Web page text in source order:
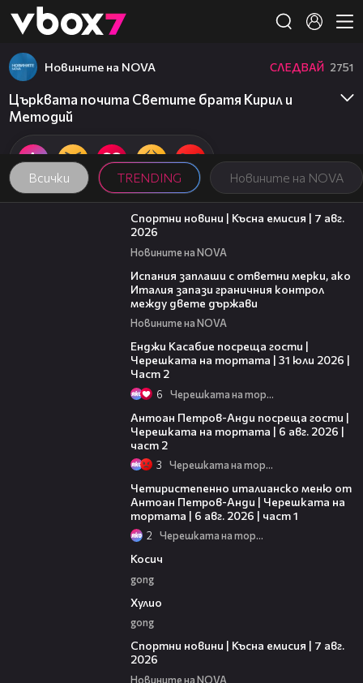
👾
Всички TRENDING Новините на NOVA
Новините на NOVA СЛЕДВАЙ 2751
Църквата почита Светите братя Кирил и
Методий
03:46
Спортни новини | Късна емисия | 7 авг.
2026
Новините на NOVA
Испания заплаши с ответни мерки, ако
Италия запази граничния контрол
между двете държави
Новините на NOVA
Енджи Касабие посреща гости |
Черешката на тортата | 31 юли 2026 |
Част 2
6 Черешката на тортата
Антоан Петров-Анди посреща гости |
Черешката на тортата | 6 авг. 2026 |
част 2
3 Черешката на тортата
Четиристепенно италианско меню от
Антоан Петров-Анди | Черешката на
тортата | 6 авг. 2026 | част 1
2 Черешката на тортата
Косич
gong
Хулио
gong
Спортни новини | Късна емисия | 7 авг.
2026
Новините на NOVA